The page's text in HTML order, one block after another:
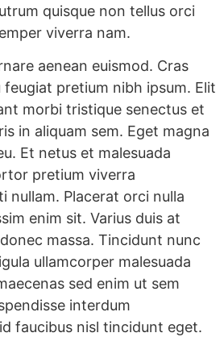
quisque non tellus orci
viverra nam.
aenean euismod. Cras
pretium nibh ipsum. Elit
morbi tristique senectus et
in aliquam sem. Eget magna
Et netus et malesuada
pretium viverra
nullam. Placerat orci nulla
enim sit. Varius duis at
massa. Tincidunt nunc
ullamcorper malesuada
sed enim ut sem
interdum
faucibus nisl tincidunt eget.